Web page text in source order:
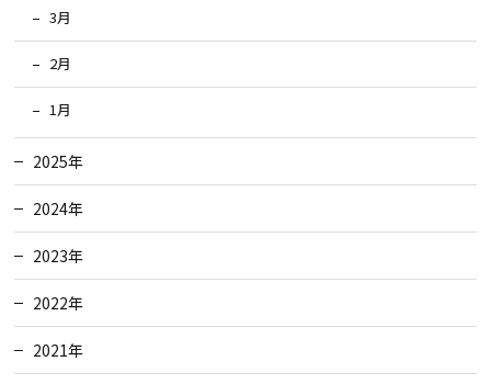
MENU
3月
2月
1月
2025年
2024年
2023年
2022年
2021年